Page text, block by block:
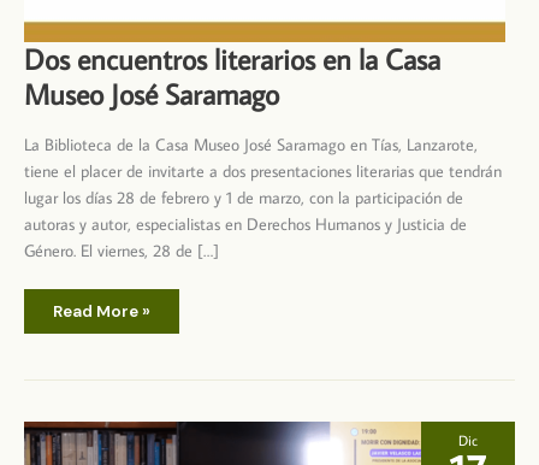
Dos encuentros literarios en la Casa
Museo José Saramago
La Biblioteca de la Casa Museo José Saramago en Tías, Lanzarote,
tiene el placer de invitarte a dos presentaciones literarias que tendrán
lugar los días 28 de febrero y 1 de marzo, con la participación de
autoras y autor, especialistas en Derechos Humanos y Justicia de
Género. El viernes, 28 de […]
Dos
literarios
Casa
José
Saramago
Read More »
Dic